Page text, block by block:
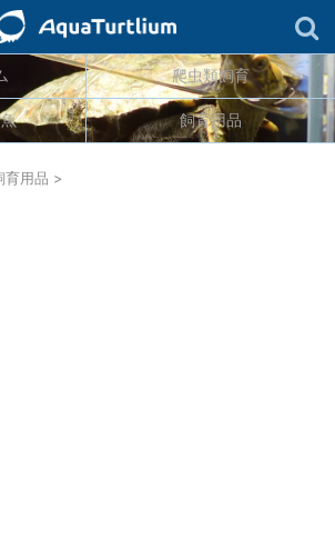
爬虫類飼育
飼育用品
育用品 >